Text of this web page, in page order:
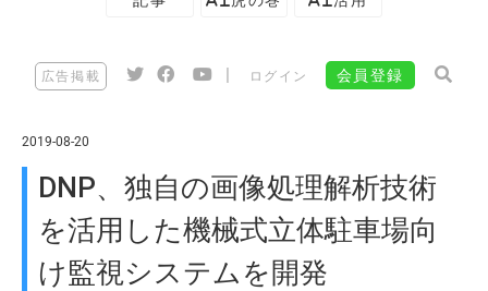
広告掲載 ログイン 会員登録
2019-08-20
DNP、独自の画像処理解析技術
を活用した機械式立体駐車場向
け監視システムを開発